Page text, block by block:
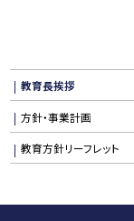
教育長挨拶
方針・事業計画
教育方針リーフレット